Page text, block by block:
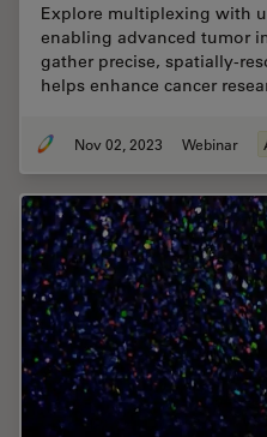
Explore multiplexing with
enabling advanced tumor
gather precise, spatially-
helps enhance cancer
Nov 02, 2023 Webinar